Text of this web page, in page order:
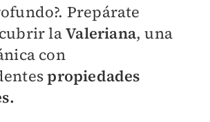
Prepárate
laValeriana, una
con
propiedades